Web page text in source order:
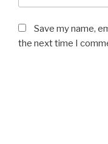
Save my name,
the next time I